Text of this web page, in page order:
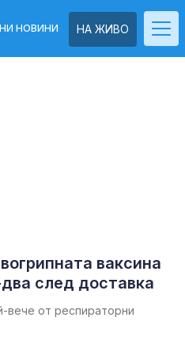
НА ЖИВО
НОВИНИ
ваксина
след доставка
вече от респираторни